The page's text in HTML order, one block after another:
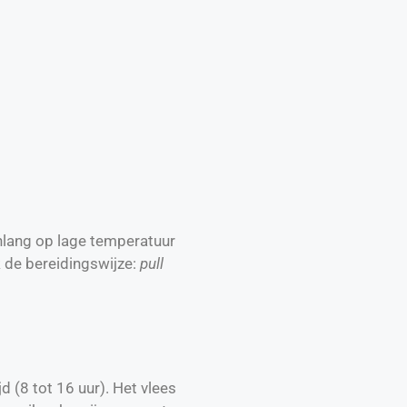
op lage temperatuur
bereidingswijze: pull
(8 tot 16 uur). Het vlees